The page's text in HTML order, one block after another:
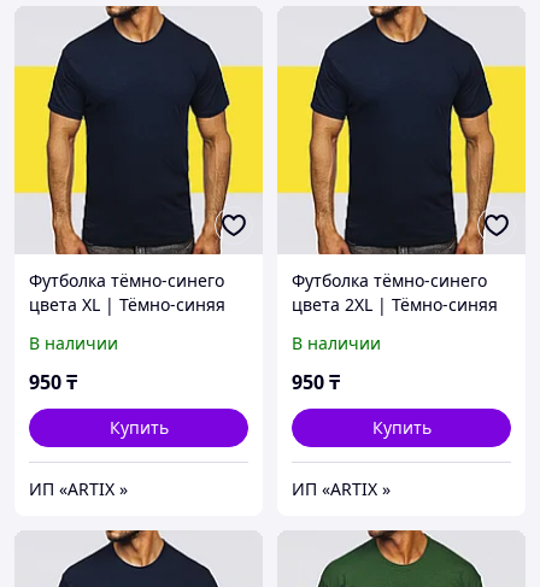
Футболка тёмно-синего
цвета XL | Тёмно-синяя
плотности) | Футболка
хлопок
В наличии
950₸
Купить
ИП «ARTIX »
Футболка тёмно-синего
цвета 2XL | Тёмно-синяя
плотности) | Футболка
хлопок
В наличии
950₸
Купить
ИП «ARTIX »